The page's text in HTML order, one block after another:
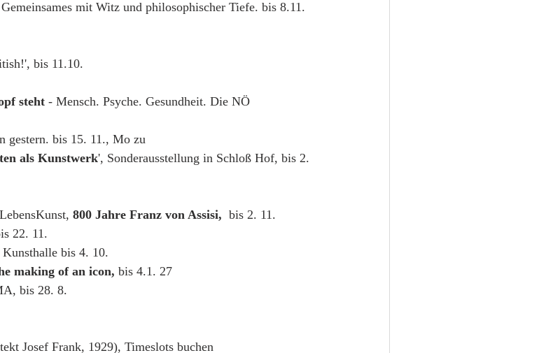
mit Witz und philosophischer Tiefe. bis 8.11.
bis 11.10.
steht - Mensch. Psyche. Gesundheit. Die NÖ
gestern. bis 15. 11., Mo zu
als Kunstwerk', Sonderausstellung in Schloß Hof, bis 2.
800 Jahre Franz von Assisi,
  bis 2. 11.
22. 11.
bis 4. 10.
making of an icon, bis 4.1. 27
bis 28. 8.
Josef Frank, 1929), Timeslots buchen